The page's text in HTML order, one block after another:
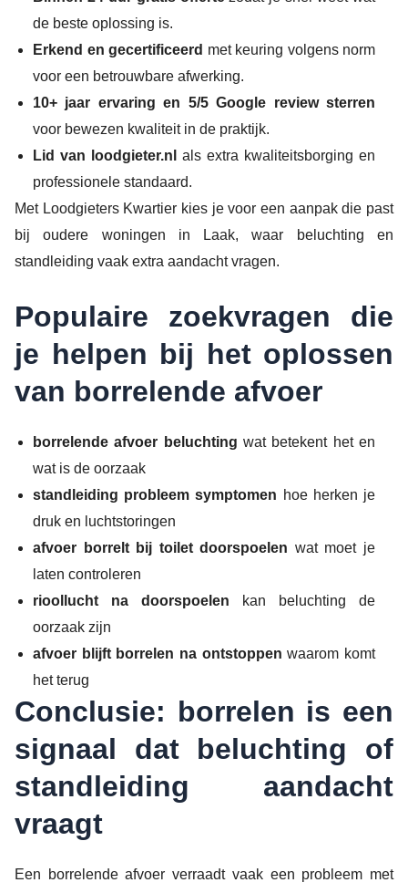
de beste oplossing is.
Erkend en gecertificeerd met keuring volgens norm
voor een betrouwbare afwerking.
10+ jaar ervaring en 5/5 Google review sterren
voor bewezen kwaliteit in de praktijk.
Lid van loodgieter.nl
als extra kwaliteitsborging en
professionele standaard.
Met Loodgieters Kwartier kies je voor een aanpak die past
bij oudere woningen in Laak, waar beluchting en
standleiding vaak extra aandacht vragen.
Populaire zoekvragen die
je helpen bij het oplossen
van borrelende afvoer
borrelende afvoer beluchting wat betekent het en
wat is de oorzaak
standleiding probleem symptomen hoe herken je
druk en luchtstoringen
afvoer borrelt bij toilet doorspoelen wat moet je
laten controleren
rioollucht na doorspoelen kan beluchting de
oorzaak zijn
afvoer blijft borrelen na ontstoppen waarom komt
het terug
Conclusie: borrelen is een
signaal dat beluchting of
standleiding aandacht
vraagt
Een borrelende afvoer verraadt vaak een probleem met